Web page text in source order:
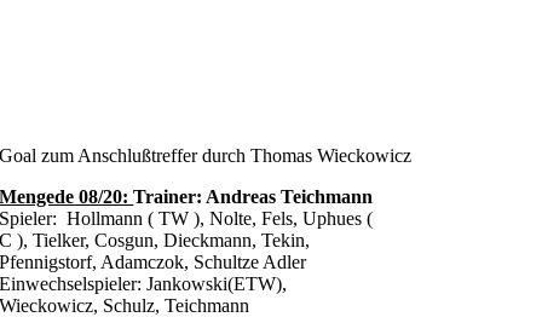
Goal zum Anschlußtreffer durch Thomas Wieckowicz
Mengede 08/20:Trainer: Andreas Teichmann
Spieler: Hollmann ( TW ), Nolte, Fels, Uphues (
C ), Tielker, Cosgun, Dieckmann, Tekin,
Pfennigstorf, Adamczok, Schultze Adler
Einwechselspieler: Jankowski(ETW),
Wieckowicz, Schulz, Teichmann